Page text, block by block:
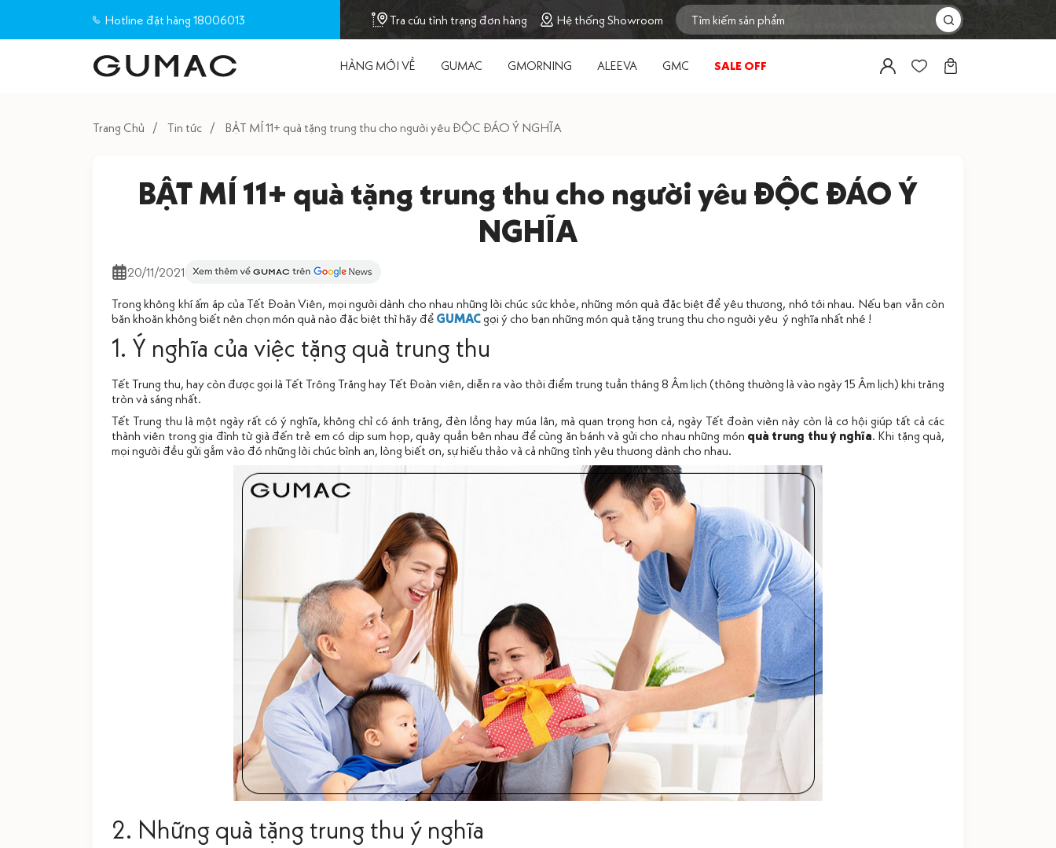
Hotline đặt hàng 18006013 Tra cứu tình trạng đơn hàng Hệ thống Showroom
HÀNG MỚI VỀ GUMAC GMORNING ALEEVA GMC SALE OFF
Trang Chủ Tin tức BẬT MÍ 11+ quà tặng trung thu cho người yêu ĐỘC ĐÁO Ý NGHĨA
BẬT MÍ 11+ quà tặng trung thu cho người yêu ĐỘC ĐÁO Ý
NGHĨA
20/11/2021
Trong không khí ấm áp của Tết Đoàn Viên, mọi người dành cho nhau những lời chúc sức khỏe, những món quà đặc biệt để yêu thương, nhớ tới nhau. Nếu bạn vẫn còn
băn khoăn không biết nên chọn món quà nào đặc biệt thì hãy để GUMAC gợi ý cho bạn những món quà tặng trung thu cho người yêu ý nghĩa nhất nhé !
1. Ý nghĩa của việc tặng quà trung thu
Tết Trung thu, hay còn được gọi là Tết Trông Trăng hay Tết Đoàn viên, diễn ra vào thời điểm trung tuần tháng 8 Âm lịch (thông thường là vào ngày 15 Âm lịch) khi trăng
tròn và sáng nhất.
Tết Trung thu là một ngày rất có ý nghĩa, không chỉ có ánh trăng, đèn lồng hay múa lân, mà quan trọng hơn cả, ngày Tết đoàn viên này còn là cơ hội giúp tất cả các
thành viên trong gia đình từ già đến trẻ em có dịp sum họp, quây quần bên nhau để cùng ăn bánh và gửi cho nhau những món quà trung thu ý nghĩa. Khi tặng quà,
mọi người đều gửi gắm vào đó những lời chúc bình an, lòng biết ơn, sự hiếu thảo và cả những tình yêu thương dành cho nhau.
2. Những quà tặng trung thu ý nghĩa